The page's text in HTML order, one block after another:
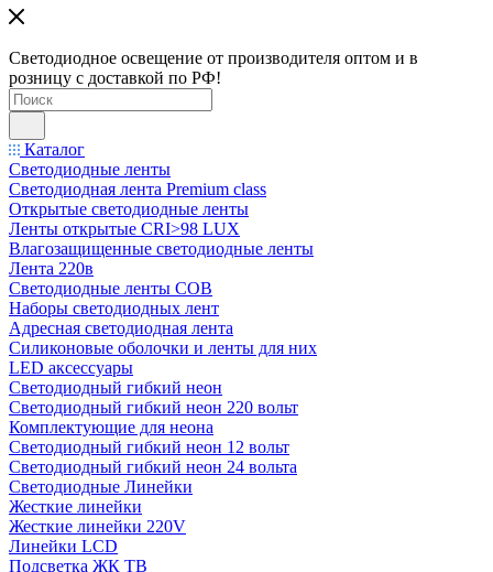
Светодиодное освещение от производителя оптом и в
розницу с доставкой по РФ!
Каталог
Светодиодные ленты
Светодиодная лента Premium class
Открытые светодиодные ленты
Ленты открытые CRI>98 LUX
Влагозащищенные светодиодные ленты
Лента 220в
Светодиодные ленты COB
Наборы светодиодных лент
Адресная светодиодная лента
Силиконовые оболочки и ленты для них
LED аксессуары
Светодиодный гибкий неон
Светодиодный гибкий неон 220 вольт
Комплектующие для неона
Светодиодный гибкий неон 12 вольт
Светодиодный гибкий неон 24 вольта
Светодиодные Линейки
Жесткие линейки
Жесткие линейки 220V
Линейки LCD
Подсветка ЖК ТВ